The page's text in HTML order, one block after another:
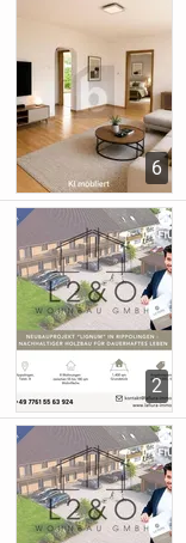
6
2